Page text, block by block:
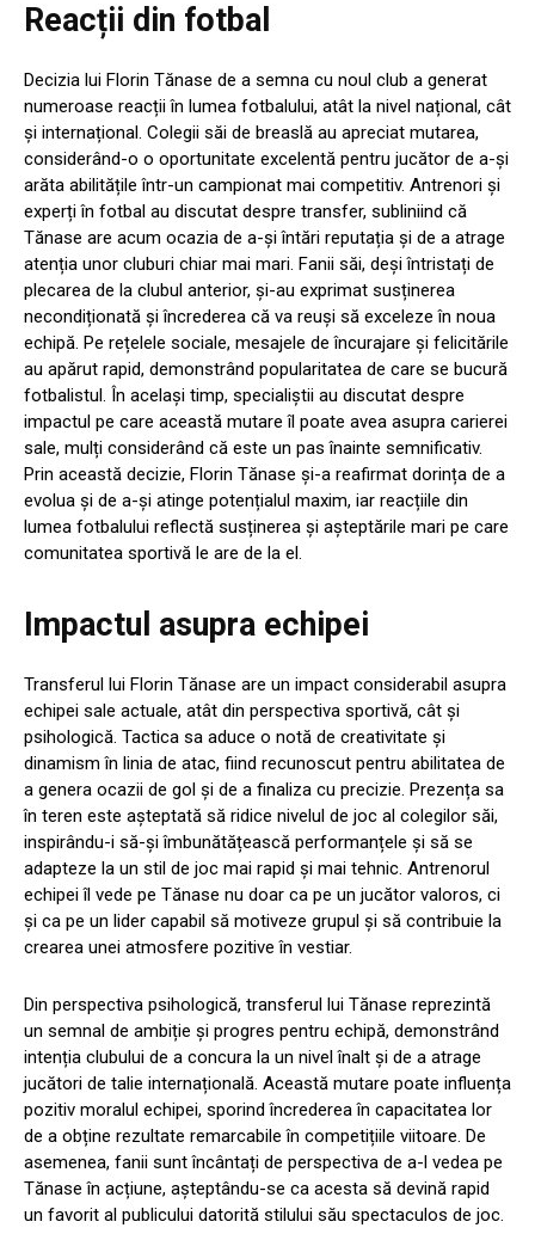
Reacții din fotbal
Decizia lui Florin Tănase de a semna cu noul club a generat
numeroase reacții în lumea fotbalului, atât la nivel național, cât
și internațional. Colegii săi de breaslă au apreciat mutarea,
considerând-o o oportunitate excelentă pentru jucător de a-și
arăta abilitățile într-un campionat mai competitiv. Antrenori și
experți în fotbal au discutat despre transfer, subliniind că
Tănase are acum ocazia de a-și întări reputația și de a atrage
atenția unor cluburi chiar mai mari. Fanii săi, deși întristați de
plecarea de la clubul anterior, și-au exprimat susținerea
necondiționată și încrederea că va reuși să exceleze în noua
echipă. Pe rețelele sociale, mesajele de încurajare și felicitările
au apărut rapid, demonstrând popularitatea de care se bucură
fotbalistul. În același timp, specialiștii au discutat despre
impactul pe care această mutare îl poate avea asupra carierei
sale, mulți considerând că este un pas înainte semnificativ.
Prin această decizie, Florin Tănase și-a reafirmat dorința de a
evolua și de a-și atinge potențialul maxim, iar reacțiile din
lumea fotbalului reflectă susținerea și așteptările mari pe care
comunitatea sportivă le are de la el.
Impactul asupra echipei
Transferul lui Florin Tănase are un impact considerabil asupra
echipei sale actuale, atât din perspectiva sportivă, cât și
psihologică. Tactica sa aduce o notă de creativitate și
dinamism în linia de atac, fiind recunoscut pentru abilitatea de
a genera ocazii de gol și de a finaliza cu precizie. Prezența sa
în teren este așteptată să ridice nivelul de joc al colegilor săi,
inspirându-i să-și îmbunătățească performanțele și să se
adapteze la un stil de joc mai rapid și mai tehnic. Antrenorul
echipei îl vede pe Tănase nu doar ca pe un jucător valoros, ci
și ca pe un lider capabil să motiveze grupul și să contribuie la
crearea unei atmosfere pozitive în vestiar.
Din perspectiva psihologică, transferul lui Tănase reprezintă
un semnal de ambiție și progres pentru echipă, demonstrând
intenția clubului de a concura la un nivel înalt și de a atrage
jucători de talie internațională. Această mutare poate influența
pozitiv moralul echipei, sporind încrederea în capacitatea lor
de a obține rezultate remarcabile în competițiile viitoare. De
asemenea, fanii sunt încântați de perspectiva de a-l vedea pe
Tănase în acțiune, așteptându-se ca acesta să devină rapid
un favorit al publicului datorită stilului său spectaculos de joc.